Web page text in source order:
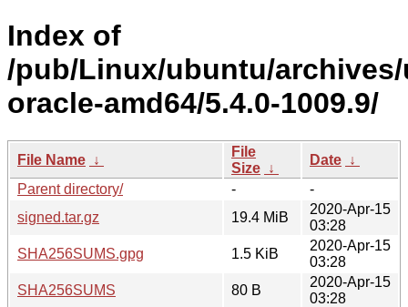
Index of
/pub/Linux/ubuntu/
oracle-amd64/5.4.0-1009.9/
File Name ↓
File
Size ↓
Date ↓
Parent directory/
-
-
signed.tar.gz
19.4 MiB
2020-Apr-15
03:28
SHA256SUMS.gpg
1.5 KiB
2020-Apr-15
03:28
SHA256SUMS
80 B
2020-Apr-15
03:28